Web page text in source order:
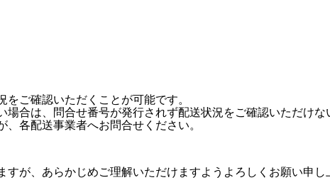
ご確認いただくことが可能です。
合は、問合せ番号が発行されず配送状況をご確認いただけな
各配送事業者へお問合せください。
が、あらかじめご理解いただけますようよろしくお願い申し